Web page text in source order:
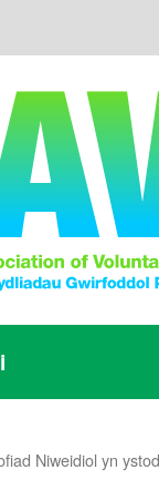
Niweidiol yn